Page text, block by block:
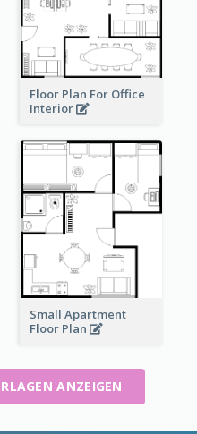
Floor Plan For Office
Interior
Small Apartment
Floor Plan
ANZEIGEN